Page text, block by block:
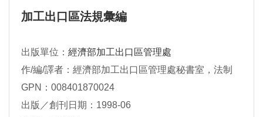
加工出口區法規彙編
出版單位： 經濟部加工出口區管理處
作/編/譯者：經濟部加工出口區管理處秘書室，法制
GPN：008401870024
出版／創刊日期：1998-06